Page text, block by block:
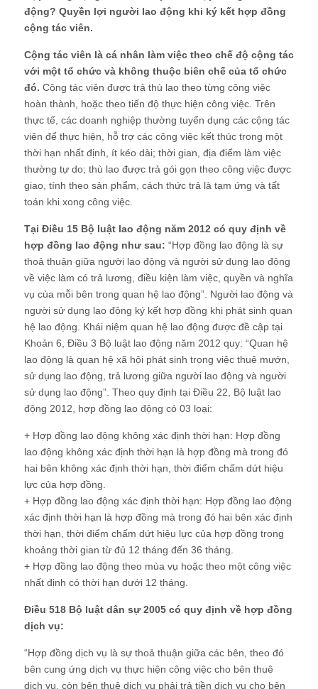
động? Quyền lợi người lao động khi ký kết hợp đồng
cộng tác viên.
Cộng tác viên là cá nhân làm việc theo chế độ cộng tác
với một tổ chức và không thuộc biên chế của tổ chức
đó. Cộng tác viên được trả thù lao theo từng công việc
hoàn thành, hoặc theo tiến độ thực hiện công việc. Trên
thực tế, các doanh nghiệp thường tuyển dụng các cộng tác
viên để thực hiện, hỗ trợ các công việc kết thúc trong một
thời hạn nhất định, ít kéo dài; thời gian, địa điểm làm việc
thường tự do; thù lao được trả gói gọn theo công việc được
giao, tính theo sản phẩm, cách thức trả là tạm ứng và tất
toán khi xong công việc.
Tại Điều 15 Bộ luật lao động năm 2012 có quy định về
hợp đồng lao động như sau: “Hợp đồng lao động là sự
thoả thuận giữa người lao động và người sử dụng lao động
về việc làm có trả lương, điều kiện làm việc, quyền và nghĩa
vụ của mỗi bên trong quan hệ lao động”. Người lao động và
người sử dụng lao động ký kết hợp đồng khi phát sinh quan
hệ lao động. Khái niệm quan hệ lao động được đề cập tại
Khoản 6, Điều 3 Bộ luật lao động năm 2012 quy: “Quan hệ
lao động là quan hệ xã hội phát sinh trong việc thuê mướn,
sử dụng lao động, trả lương giữa người lao động và người
sử dụng lao động”. Theo quy định tại Điều 22, Bộ luật lao
động 2012, hợp đồng lao động có 03 loại:
+ Hợp đồng lao động không xác định thời hạn: Hợp đồng
lao động không xác định thời hạn là hợp đồng mà trong đó
hai bên không xác định thời hạn, thời điểm chấm dứt hiệu
lực của hợp đồng.
+ Hợp đồng lao động xác định thời hạn: Hợp đồng lao động
xác định thời hạn là hợp đồng mà trong đó hai bên xác định
thời hạn, thời điểm chấm dứt hiệu lực của hợp đồng trong
khoảng thời gian từ đủ 12 tháng đến 36 tháng.
+ Hợp đồng lao động theo mùa vụ hoặc theo một công việc
nhất định có thời hạn dưới 12 tháng.
Điều 518 Bộ luật dân sự 2005 có quy định về hợp đồng
dịch vụ:
“Hợp đồng dịch vụ là sự thoả thuận giữa các bên, theo đó
bên cung ứng dịch vụ thực hiện công việc cho bên thuê
dịch vụ, còn bên thuê dịch vụ phải trả tiền dịch vụ cho bên